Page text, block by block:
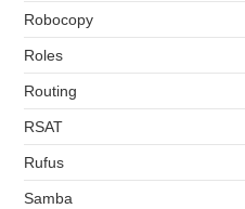
Robocopy
Roles
Routing
RSAT
Rufus
Samba